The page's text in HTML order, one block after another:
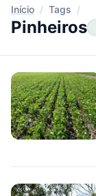
Início / Tags /
Pinheiros